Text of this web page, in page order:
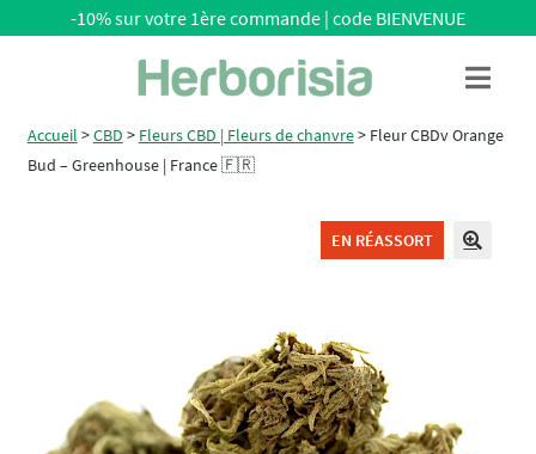
navigation
-10% sur votre 1ère commande | code BIENVENUE
Menu
Accueil >CBD > Fleurs CBD | Fleurs de chanvre> Fleur CBDv Orange
Bud – Greenhouse | France 🇫🇷
EN RÉASSORT